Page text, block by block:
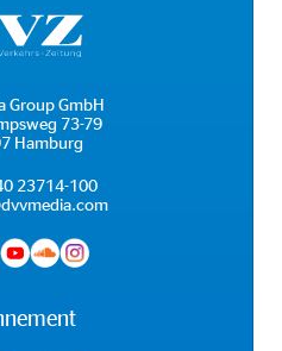
Group GmbH
73-79
Hamburg
23714-100